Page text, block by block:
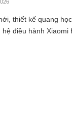
thiết kế quang
điều hành Xiaomi